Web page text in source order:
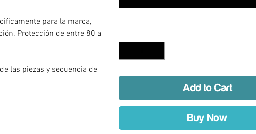
para la marca,
Protección de entre 80 a
las piezas y secuencia de
Add to Cart
Buy Now